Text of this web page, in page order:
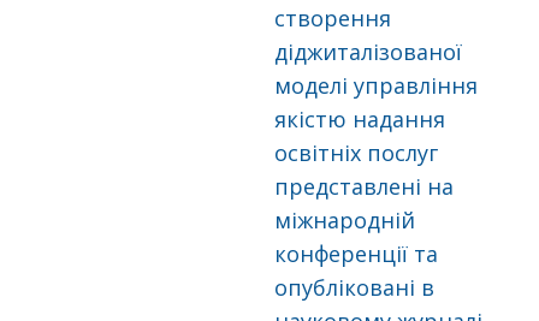
створення
діджиталізованої
моделі управління
якістю надання
освітніх послуг
представлені на
міжнародній
конференції та
опубліковані в